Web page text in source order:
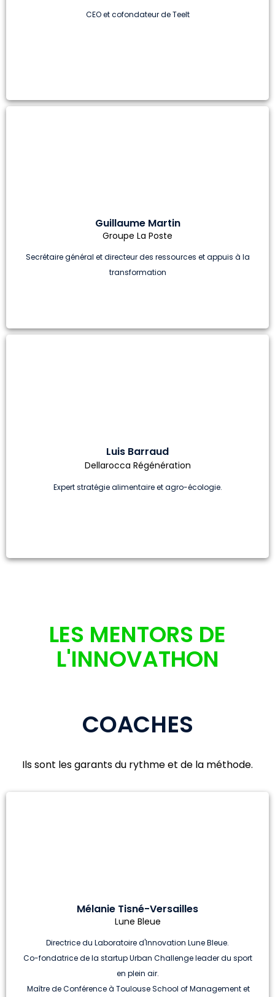
CEO et cofondateur de Teelt
Guillaume Martin
Groupe La Poste
Secrétaire général et directeur des ressources et appuis à la
transformation
Luis Barraud
Dellarocca Régénération
Expert stratégie alimentaire et agro-écologie.
LES MENTORS DE
L'INNOVATHON
COACHES
Ils sont les garants du rythme et de la méthode.
Mélanie Tisné-Versailles
Lune Bleue
Directrice du Laboratoire d'Innovation Lune Bleue.
Co-fondatrice de la startup Urban Challenge leader du sport
en plein air.
Maître de Conférence à Toulouse School of Management et